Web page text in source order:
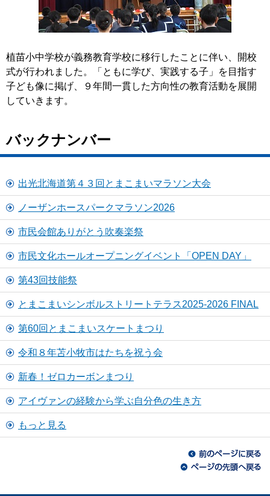
植苗小中学校が義務教育学校に移行したことに伴い、開校
式が行われました。「ともに学び、実践する子」を目指す
子ども像に掲げ、９年間一貫した方向性の教育活動を展開
していきます。
バックナンバー
出光北海道第４３回とまこまいマラソン大会
ノーザンホースパークマラソン2026
市民会館ありがとう吹奏楽祭
市民文化ホールオープニングイベント「OPEN DAY」
第43回技能祭
とまこまいシンボルストリートテラス2025-2026 FINAL
第60回とまこまいスケートまつり
令和８年苫小牧市はたちを祝う会
新春！ゼロカーボンまつり
アイヴァンの経験から学ぶ自分色の生き方
もっと見る